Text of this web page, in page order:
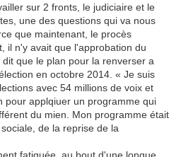
sur 2 fronts, le judiciaire et le
une des questions qui va nous
que maintenant, le procès
il n'y avait que l'approbation du
que le plan pour la renverser a
en octobre 2014. « Je suis
avec 54 millions de voix et
pour applqiuer un programme qui
du mien. Mon programme était
de la reprise de la